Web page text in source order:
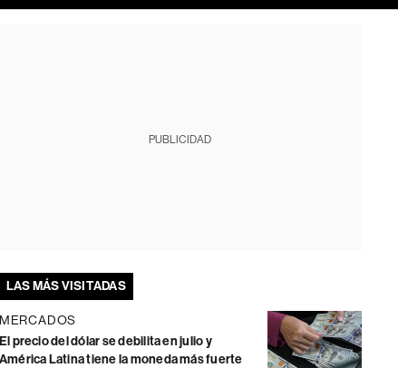
PUBLICIDAD
LAS MÁS VISITADAS
MERCADOS
El precio del dólar se debilita en julio y
América Latina tiene la moneda más fuerte